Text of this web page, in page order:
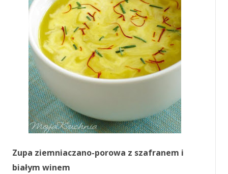
Zupa ziemniaczano-porowa z szafranem i
białym winem